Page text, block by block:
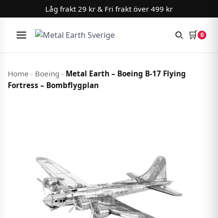
Hoppa till innehåll
Låg frakt 29 kr & Fri frakt över 499 kr
Meny 🛒 0
Home - Boeing - Metal Earth – Boeing B-17 Flying
Fortress – Bombflygplan